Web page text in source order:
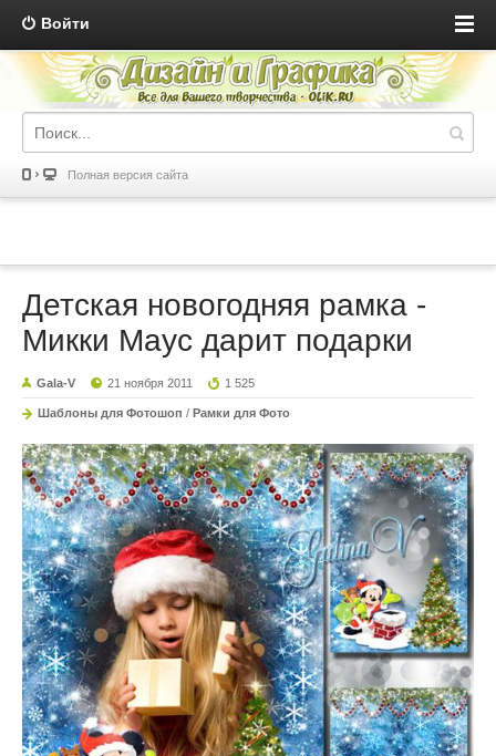
Войти
Полная версия сайта
Детская новогодняя рамка -
Микки Маус дарит подарки
Gala-V 21 ноября 2011 1 525
Шаблоны для Фотошоп / Рамки для Фото